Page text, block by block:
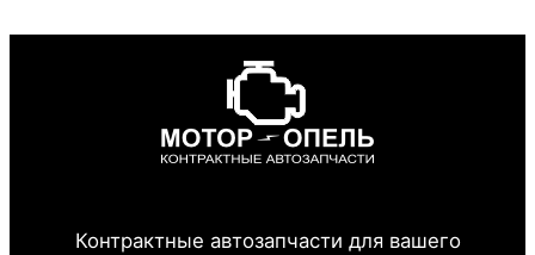
Контрактные автозапчасти для вашего